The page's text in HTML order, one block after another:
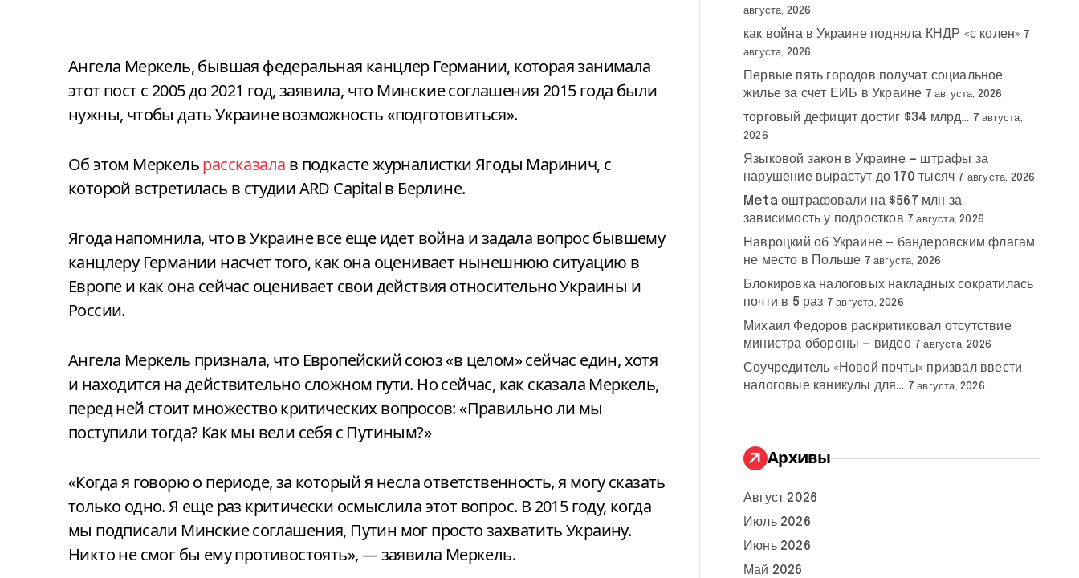
Ангела Меркель, бывшая федеральная канцлер Германии, которая занимала
этот пост с 2005 до 2021 год, заявила, что Минские соглашения 2015 года были
нужны, чтобы дать Украине возможность «подготовиться».
Об этом Меркельрассказала в подкасте журналистки Ягоды Маринич, с
которой встретилась в студии ARD Capital в Берлине.
Ягода напомнила, что в Украине все еще идет война и задала вопрос бывшему
канцлеру Германии насчет того, как она оценивает нынешнюю ситуацию в
Европе и как она сейчас оценивает свои действия относительно Украины и
России.
Ангела Меркель признала, что Европейский союз «в целом» сейчас един, хотя
и находится на действительно сложном пути. Но сейчас, как сказала Меркель,
перед ней стоит множество критических вопросов: «Правильно ли мы
поступили тогда? Как мы вели себя с Путиным?»
«Когда я говорю о периоде, за который я несла ответственность, я могу сказать
только одно. Я еще раз критически осмыслила этот вопрос. В 2015 году, когда
мы подписали Минские соглашения, Путин мог просто захватить Украину.
Никто не смог бы ему противостоять», — заявила Меркель.
августа, 2026
как война в Украине подняла КНДР «с колен» 7
августа, 2026
Первые пять городов получат социальное
жилье за счет ЕИБ в Украине 7 августа, 2026
торговый дефицит достиг $34 млрд… 7 августа,
2026
Языковой закон в Украине — штрафы за
нарушение вырастут до 170 тысяч 7 августа, 2026
Meta оштрафовали на $567 млн за
зависимость у подростков 7 августа, 2026
Навроцкий об Украине — бандеровским флагам
не место в Польше 7 августа, 2026
Блокировка налоговых накладных сократилась
почти в 5 раз 7 августа, 2026
Михаил Федоров раскритиковал отсутствие
министра обороны — видео 7 августа, 2026
Соучредитель «Новой почты» призвал ввести
налоговые каникулы для… 7 августа, 2026
Архивы
Август 2026
Июль 2026
Июнь 2026
Май 2026